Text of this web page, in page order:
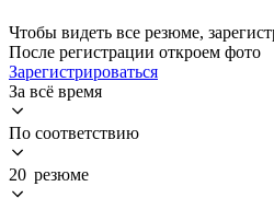
Чтобы видеть все резюме,
После регистрации откроем фото
Зарегистрироваться
За всё время
По соответствию
20 резюме